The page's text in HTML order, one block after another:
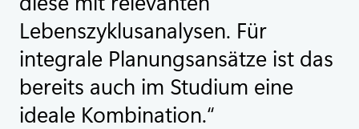
Lebenszyklusanalysen. Für
integrale Planungsansätze ist das
bereits auch im Studium eine
ideale Kombination.